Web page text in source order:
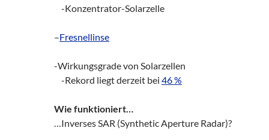
-Konzentrator-Solarzelle
–Fresnellinse
-Wirkungsgrade von Solarzellen
-Rekord liegt derzeit bei 46 %
Wie funktioniert…
…Inverses SAR (Synthetic Aperture Radar)?